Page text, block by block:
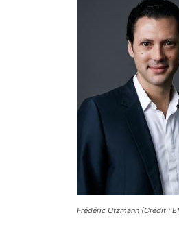
Frédéric Utzmann (Crédit :